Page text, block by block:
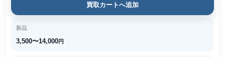
買取カートへ追加
新品
3,500〜14,000円